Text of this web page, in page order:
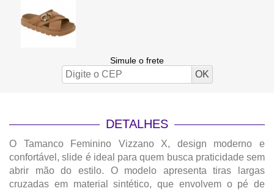
Simule o frete
DETALHES
O Tamanco Feminino Vizzano X, design moderno e
confortável, slide é ideal para quem busca praticidade sem
abrir mão do estilo. O modelo apresenta tiras largas
cruzadas em material sintético, que envolvem o pé de